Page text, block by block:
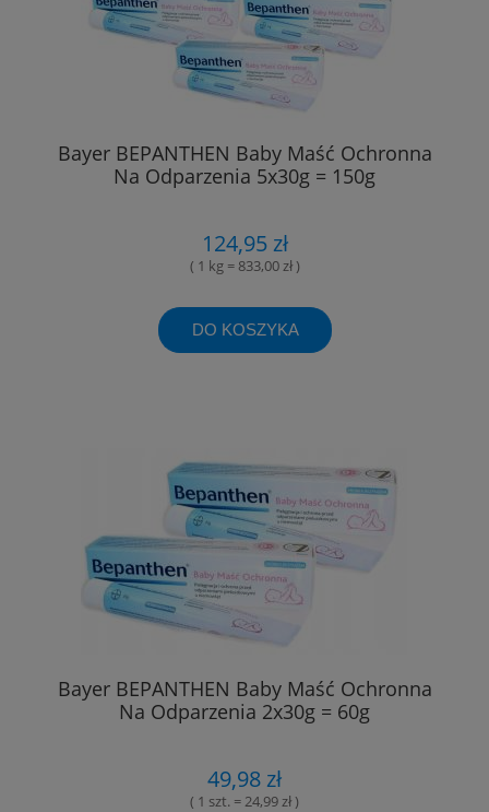
Bayer BEPANTHEN Baby Maść Ochronna
Na Odparzenia 5x30g = 150g
124,95 zł
( 1 kg = 833,00 zł )
DO KOSZYKA
Bayer BEPANTHEN Baby Maść Ochronna
Na Odparzenia 2x30g = 60g
49,98 zł
( 1 szt. = 24,99 zł )